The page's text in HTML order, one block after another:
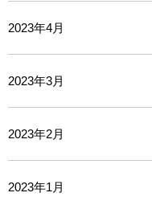
2023年4月
2023年3月
2023年2月
2023年1月